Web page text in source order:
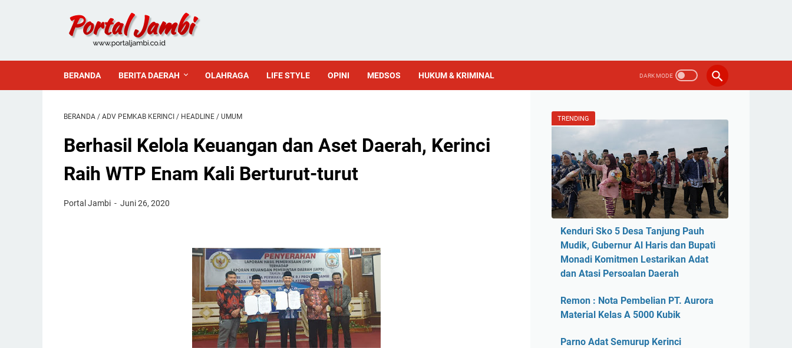
BERANDA BERITA DAERAH OLAHRAGA LIFE STYLE OPINI MEDSOS HUKUM & KRIMINAL
BERANDA / ADV PEMKAB KERINCI / HEADLINE / UMUM
Berhasil Kelola Keuangan dan Aset Daerah, Kerinci
Raih WTP Enam Kali Berturut-turut
Portal Jambi Juni 26, 2020
TRENDING
Kenduri Sko 5 Desa Tanjung Pauh
Mudik, Gubernur Al Haris dan Bupati
Monadi Komitmen Lestarikan Adat
dan Atasi Persoalan Daerah
Remon : Nota Pembelian PT. Aurora
Material Kelas A 5000 Kubik
Parno Adat Semurup Kerinci